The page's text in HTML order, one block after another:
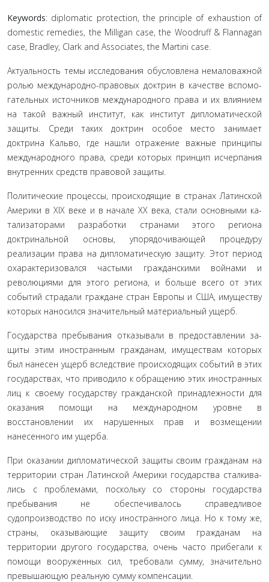
Keywords: diplomatic protection, the principle of exhaustion of
domestic remedies, the Milligan case, the Woodruff & Flannagan
case, Bradley, Clark and Associates, the Martini case.
Актуальность темы исследования обусловлена немаловаж­ной
ролью международно-правовых доктрин в качестве вспомо­
гательных источников международного права и их влиянием
на такой важный институт, как институт дипломатической
защиты. Среди таких доктрин особое место занимает
доктрина Кальво, где нашли отражение важные принципы
международного пра­ва, среди которых принцип исчерпания
внутренних средств пра­вовой защиты.
Политические процессы, происходящие в странах Латин­ской
Америки в XIX веке и в начале XX века, стали основными ка­
тализаторами разработки странами этого региона
доктриналь­ной основы, упорядочивающей процедуру
реализации права на дипломатическую защиту. Этот период
охарактеризовался частыми гражданскими войнами и
революциями для этого ре­гиона, и больше всего от этих
событий страдали граждане стран Европы и США, имуществу
которых наносился значительный материальный ущерб.
Государства пребывания отказывали в предоставлении за­
щиты этим иностранным гражданам, имуществам которых
был нанесен ущерб вследствие происходящих событий в этих
госу­дарствах, что приводило к обращению этих иностранных
лиц к своему государству гражданской принадлежности для
оказания помощи на международном уровне в
восстановлении их нару­шенных прав и возмещении
нанесенного им ущерба.
При оказании дипломатической защиты своим гражданам на
территории стран Латинской Америки государства сталкива­
лись с проблемами, поскольку со стороны государства
пребыва­ния не обеспечивалось справедливое
судопроизводство по иску иностранного лица. Но к тому же,
страны, оказывающие защи­ту своим гражданам на
территории другого государства, очень часто прибегали к
помощи вооруженных сил, требовали сумму, значительно
превышающую реальную сумму компенсации.